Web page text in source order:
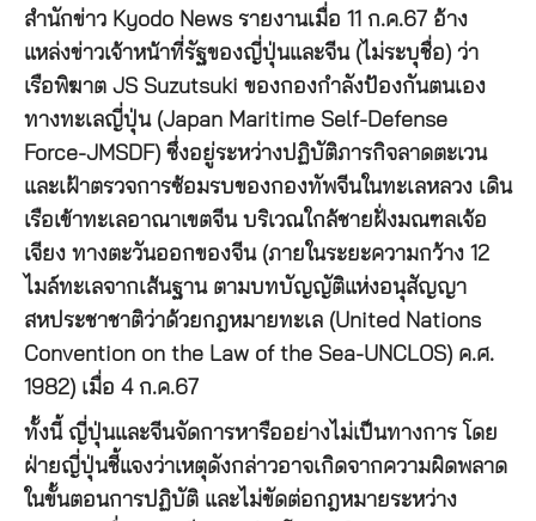
สำนักข่าว Kyodo News รายงานเมื่อ 11 ก.ค.67 อ้าง
แหล่งข่าวเจ้าหน้าที่รัฐของญี่ปุ่นและจีน (ไม่ระบุชื่อ) ว่า
เรือพิฆาต JS Suzutsuki ของกองกำลังป้องกันตนเอง
ทางทะเลญี่ปุ่น (Japan Maritime Self-Defense
Force-JMSDF) ซึ่งอยู่ระหว่างปฏิบัติภารกิจลาดตะเวน
และเฝ้าตรวจการซ้อมรบของกองทัพจีนในทะเลหลวง เดิน
เรือเข้าทะเลอาณาเขตจีน บริเวณใกล้ชายฝั่งมณฑลเจ้อ
เจียง ทางตะวันออกของจีน (ภายในระยะความกว้าง 12
ไมล์ทะเลจากเส้นฐาน ตามบทบัญญัติแห่งอนุสัญญา
สหประชาชาติว่าด้วยกฎหมายทะเล (United Nations
Convention on the Law of the Sea-UNCLOS) ค.ศ.
1982) เมื่อ 4 ก.ค.67
ทั้งนี้ ญี่ปุ่นและจีนจัดการหารืออย่างไม่เป็นทางการ โดย
ฝ่ายญี่ปุ่นชี้แจงว่าเหตุดังกล่าวอาจเกิดจากความผิดพลาด
ในขั้นตอนการปฏิบัติ และไม่ขัดต่อกฎหมายระหว่าง